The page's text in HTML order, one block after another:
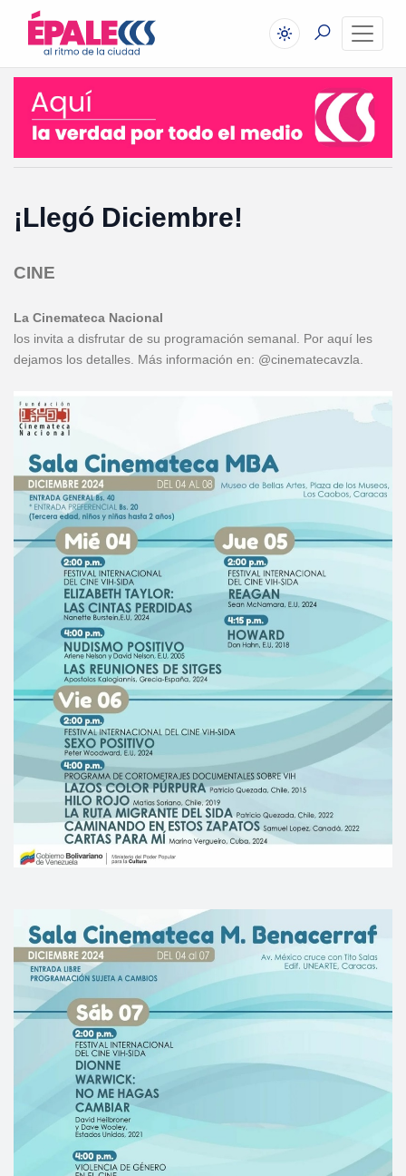
¡Llegó Diciembre!
CINE
La Cinemateca Nacional
los invita a disfrutar de su programación semanal. Por aquí les
dejamos los detalles. Más información en: @cinematecavzla.